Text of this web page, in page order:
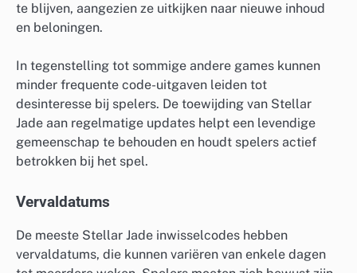
te blijven, aangezien ze uitkijken naar nieuwe inhoud
en beloningen.
In tegenstelling tot sommige andere games kunnen
minder frequente code-uitgaven leiden tot
desinteresse bij spelers. De toewijding van Stellar
Jade aan regelmatige updates helpt een levendige
gemeenschap te behouden en houdt spelers actief
betrokken bij het spel.
Vervaldatums
De meeste Stellar Jade inwisselcodes hebben
vervaldatums, die kunnen variëren van enkele dagen